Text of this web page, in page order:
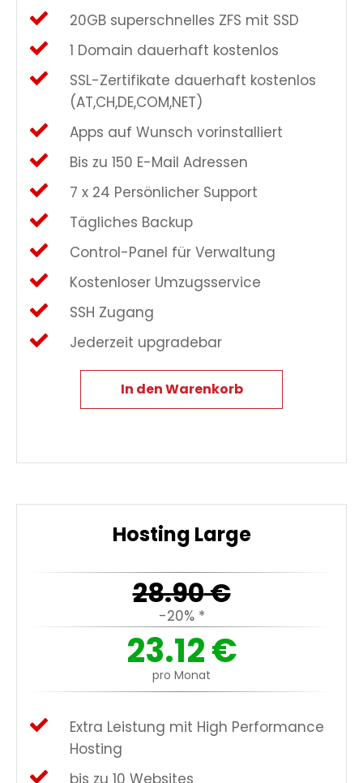
20GB superschnelles ZFS mit SSD
1 Domain dauerhaft kostenlos
SSL-Zertifikate dauerhaft kostenlos
(AT,CH,DE,COM,NET)
Apps auf Wunsch vorinstalliert
Bis zu 150 E-Mail Adressen
7 x 24 Persönlicher Support
Tägliches Backup
Control-Panel für Verwaltung
Kostenloser Umzugsservice
SSH Zugang
Jederzeit upgradebar
In den Warenkorb
Hosting Large
28.90€
-20% *
23.12€
pro Monat
Extra Leistung mit High Performance
Hosting
bis zu 10 Websites